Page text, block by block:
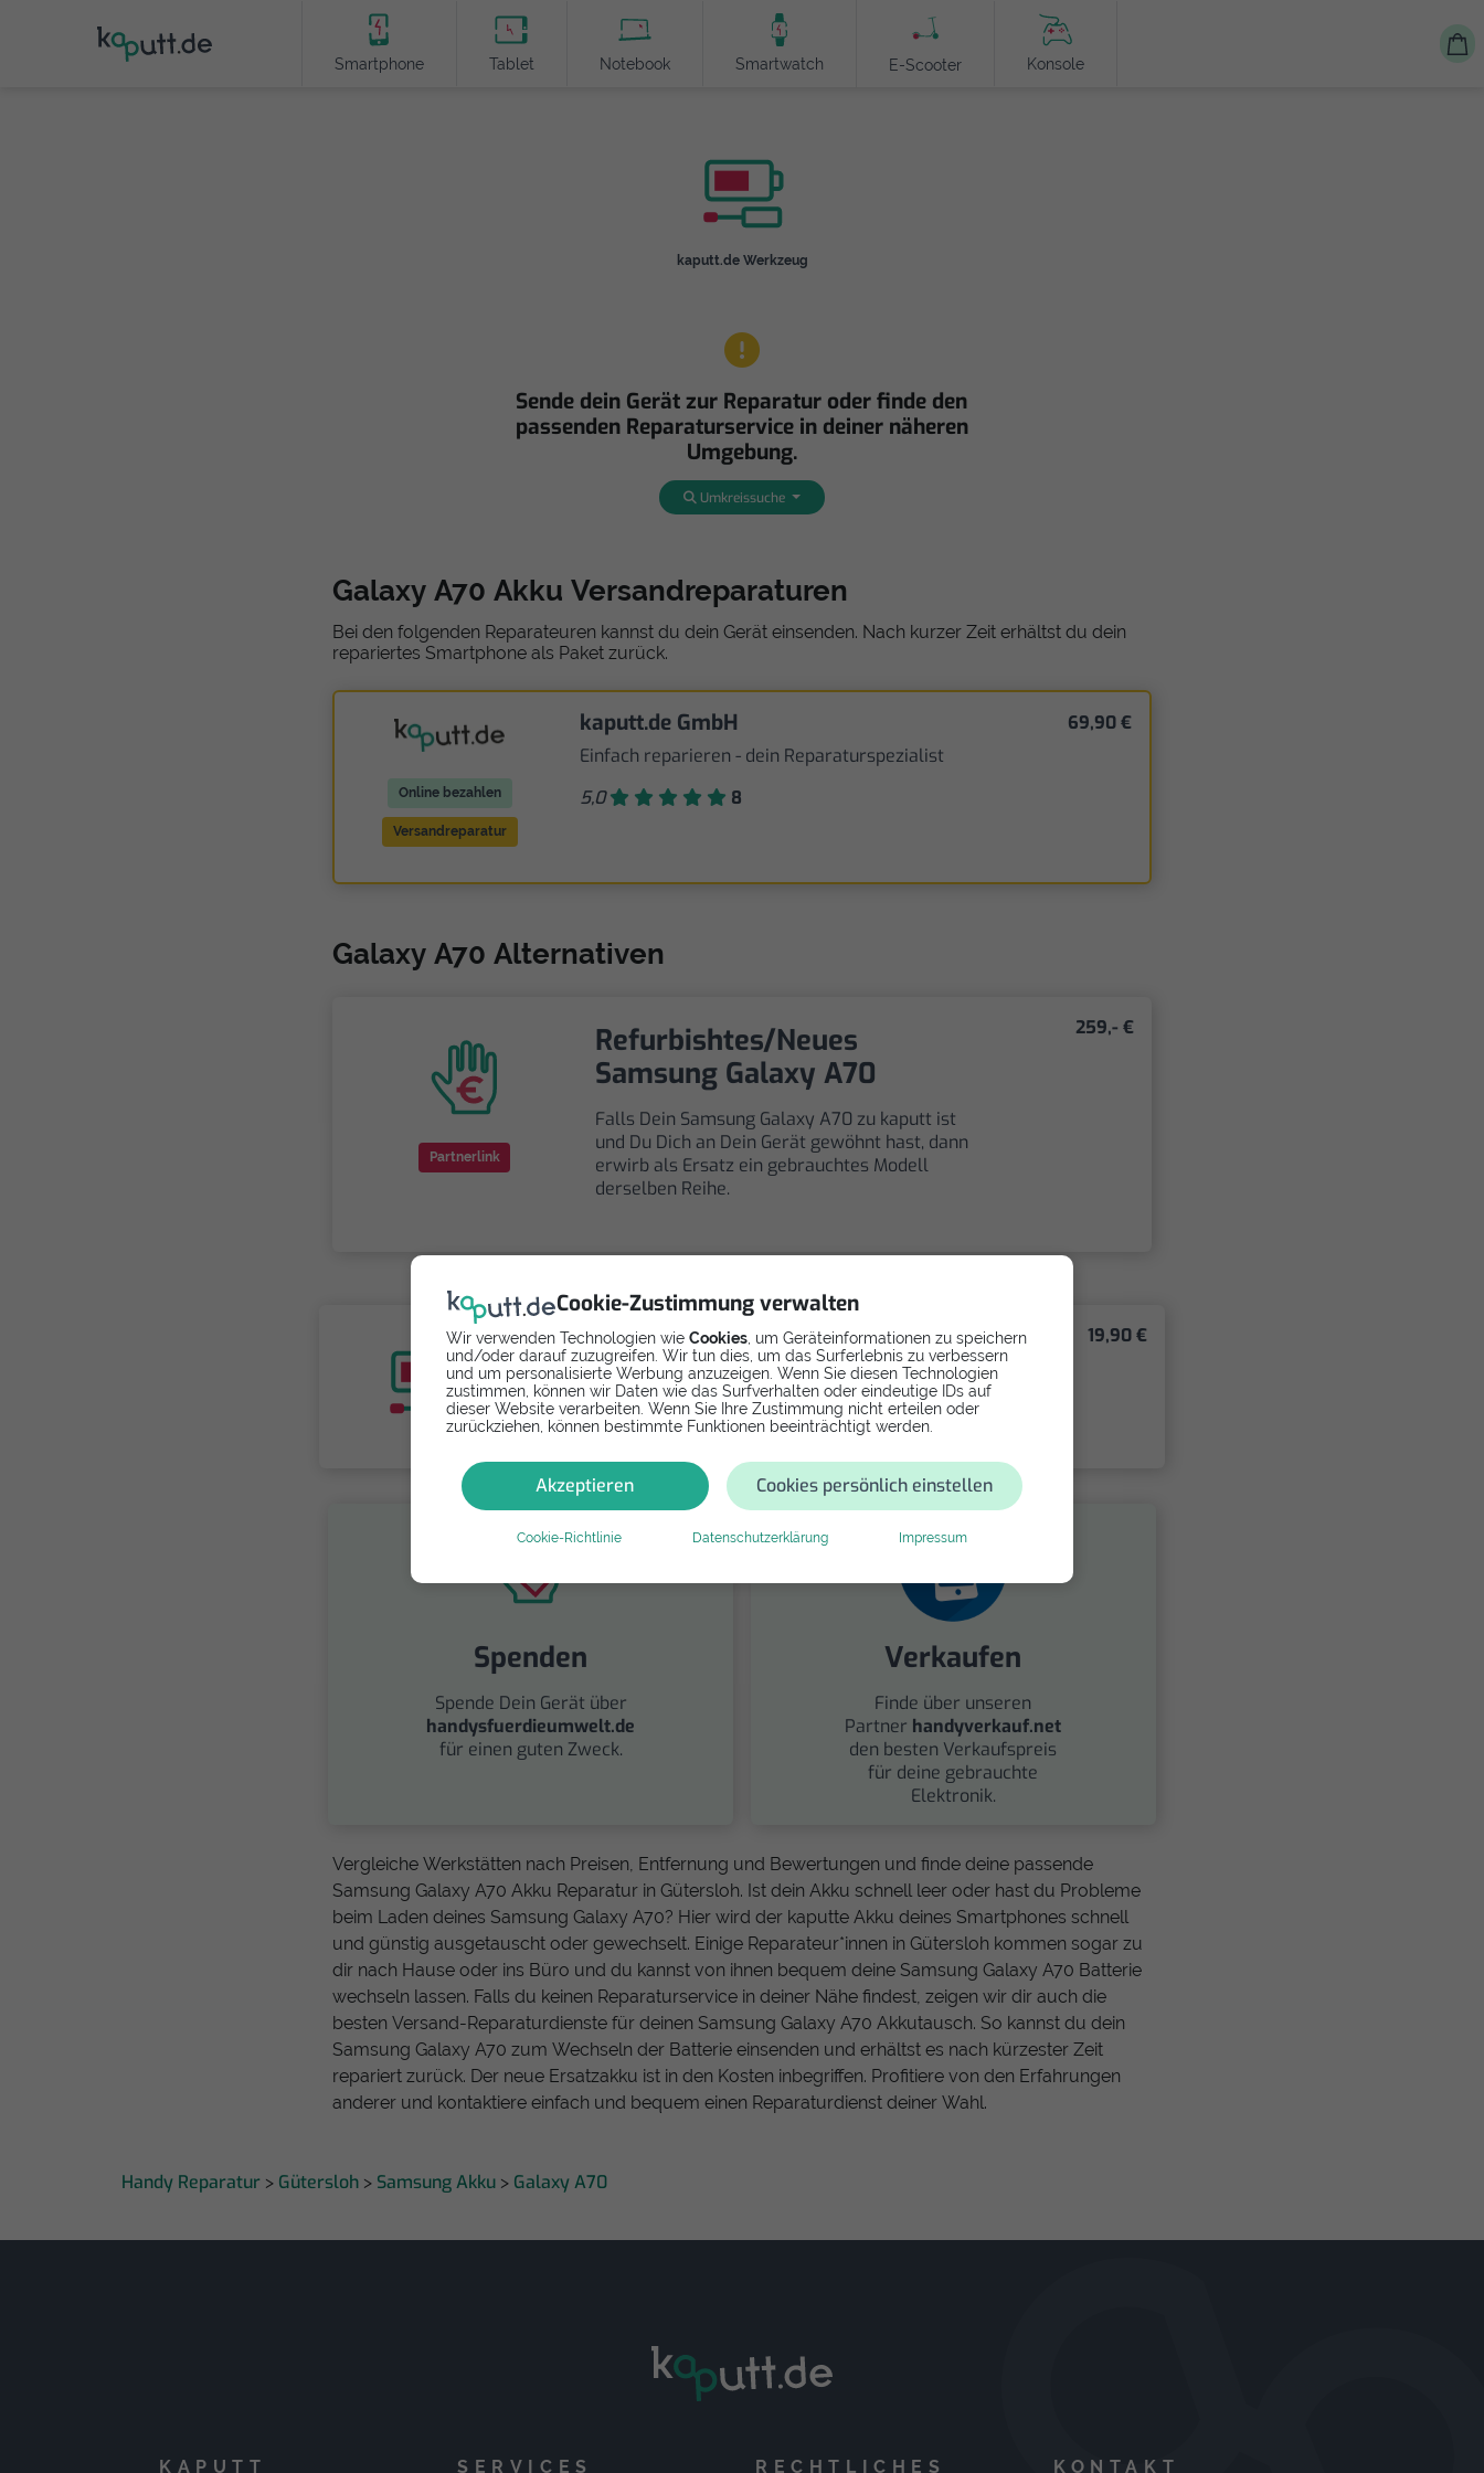
Cookie-Zustimmung verwalten
Wir verwenden Technologien wie Cookies , um Geräteinformationen zu speichern
und/oder darauf zuzugreifen. Wir tun dies, um das Surferlebnis zu verbessern
und um personalisierte Werbung anzuzeigen. Wenn Sie diesen Technologien
zustimmen, können wir Daten wie das Surfverhalten oder eindeutige IDs auf
dieser Website verarbeiten. Wenn Sie Ihre Zustimmung nicht erteilen oder
zurückziehen, können bestimmte Funktionen beeinträchtigt werden.
Akzeptieren Cookies persönlich einstellen
Cookie-Richtlinie Datenschutzerklärung Impressum
Smartphone Tablet Notebook Smartwatch E-Scooter Konsole
kaputt.de Werkzeug
Sende dein Gerät zur Reparatur oder finde den
passenden Reparaturservice in deiner näheren
Umgebung.
Umkreissuche
Galaxy A70 Akku Versandreparaturen
Bei den folgenden Reparateuren kannst du dein Gerät einsenden. Nach kurzer Zeit erhältst du dein
repariertes Smartphone als Paket zurück.
Online bezahlen
Versandreparatur
kaputt.de GmbH
Einfach reparieren - dein Reparaturspezialist
5,0
8
69,90 €
Galaxy A70 Alternativen
Partnerlink
Refurbishtes/Neues
Samsung Galaxy A70
Falls Dein Samsung Galaxy A70 zu kaputt ist
und Du Dich an Dein Gerät gewöhnt hast, dann
erwirb als Ersatz ein gebrauchtes Modell
derselben Reihe.
259,- €
Selbst reparieren
Repariere dein Galaxy A70 - Akku mit Videoanleitung
selbst. Ersatzteile ab
19,90 €
Spenden
Spende Dein Gerät über
handysfuerdieumwelt.de
für einen guten Zweck.
Verkaufen
Finde über unseren
Partner handyverkauf.net
den besten Verkaufspreis
für deine gebrauchte
Elektronik.
Vergleiche Werkstätten nach Preisen, Entfernung und Bewertungen und finde deine passende
Samsung Galaxy A70 Akku Reparatur in Gütersloh. Ist dein Akku schnell leer oder hast du Probleme
beim Laden deines Samsung Galaxy A70? Hier wird der kaputte Akku deines Smartphones schnell
und günstig ausgetauscht oder gewechselt. Einige Reparateur*innen in Gütersloh kommen sogar zu
dir nach Hause oder ins Büro und du kannst von ihnen bequem deine Samsung Galaxy A70 Batterie
wechseln lassen. Falls du keinen Reparaturservice in deiner Nähe findest, zeigen wir dir auch die
besten Versand-Reparaturdienste für deinen Samsung Galaxy A70 Akkutausch. So kannst du dein
Samsung Galaxy A70 zum Wechseln der Batterie einsenden und erhältst es nach kürzester Zeit
repariert zurück. Der neue Ersatzakku ist in den Kosten inbegriffen. Profitiere von den Erfahrungen
anderer und kontaktiere einfach und bequem einen Reparaturdienst deiner Wahl.
Handy Reparatur > Gütersloh > Samsung Akku > Galaxy A70
KAPUTT SERVICES RECHTLICHES KONTAKT